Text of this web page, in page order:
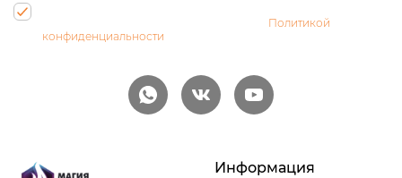
Политикой
конфиденциальности
Информация